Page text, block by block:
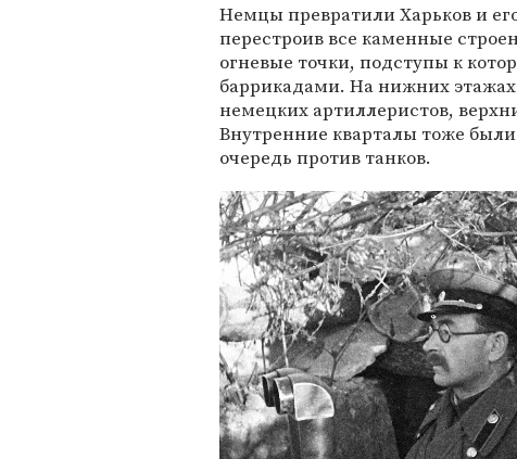
Немцы превратили Харьков и
перестроив все каменные
огневые точки, подступы к
баррикадами. На нижних
немецких артиллеристов,
Внутренние кварталы тоже
очередь против танков.